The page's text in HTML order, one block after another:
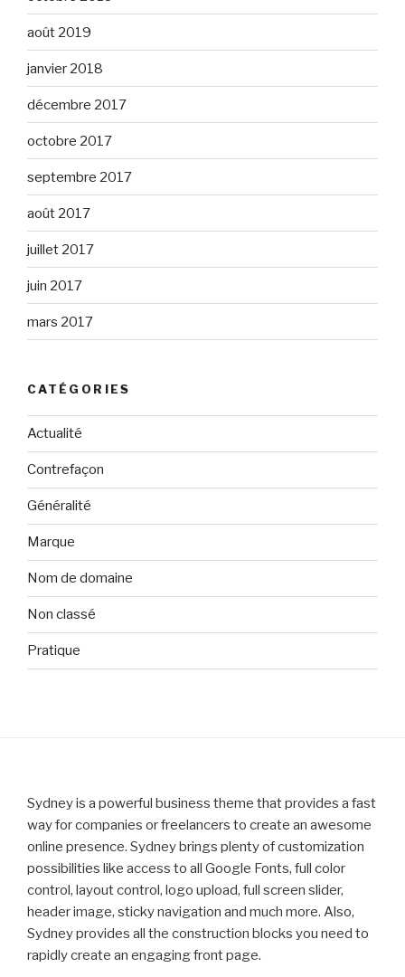
août 2019
janvier 2018
décembre 2017
octobre 2017
septembre 2017
août 2017
juillet 2017
juin 2017
mars 2017
CATÉGORIES
Actualité
Contrefaçon
Généralité
Marque
Nom de domaine
Non classé
Pratique
Sydney is a powerful business theme that provides a fast
way for companies or freelancers to create an awesome
online presence. Sydney brings plenty of customization
possibilities like access to all Google Fonts, full color
control, layout control, logo upload, full screen slider,
header image, sticky navigation and much more. Also,
Sydney provides all the construction blocks you need to
rapidly create an engaging front page.